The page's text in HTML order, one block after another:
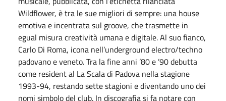
Wildflower, è tra le sue migliori di sempre: una house
emotiva e incentrata sul groove, che trasmette in
egual misura creatività umana e digitale. Al suo fianco,
Carlo Di Roma, icona nell’underground electro/techno
padovano e veneto. Tra la fine anni ’80 e ’90 debutta
come resident al La Scala di Padova nella stagione
1993-94, restando sette stagioni e diventando uno dei
nomi simbolo del club. In discografia si fa notare con